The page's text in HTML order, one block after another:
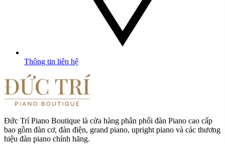
Thông tin liên hệ
Đức Trí Piano Boutique là cửa hàng phân phối đàn Piano cao cấp
bao gồm đàn cơ, đàn điện, grand piano, upright piano và các thương
hiệu đàn piano chính hãng.